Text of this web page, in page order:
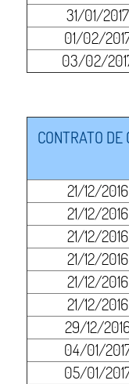
31/01/2017
01/02/
03/02/
CONTRATO
21/12/2016
21/12/2016
21/12/2016
21/12/2016
21/12/2016
21/12/2016
29/12/
04/01/
05/01/